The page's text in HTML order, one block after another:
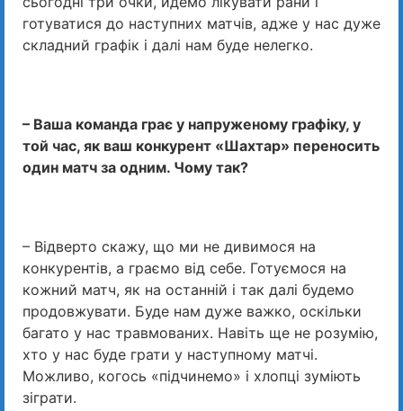
готуватися до наступних матчів, адже у нас дуже
складний графік і далі нам буде нелегко.
– Ваша команда грає у напруженому графіку, у
той час, як ваш конкурент «Шахтар» переносить
один матч за одним. Чому так?
– Відверто скажу, що ми не дивимося на
конкурентів, а граємо від себе. Готуємося на
кожний матч, як на останній і так далі будемо
продовжувати. Буде нам дуже важко, оскільки
багато у нас травмованих. Навіть ще не розумію,
хто у нас буде грати у наступному матчі.
Можливо, когось «підчинемо» і хлопці зуміють
зіграти.